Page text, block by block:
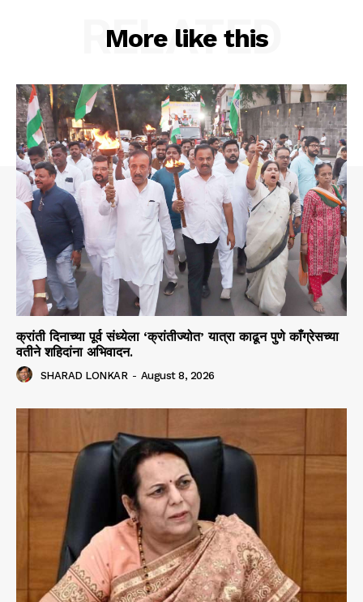
More like this
RELATED
क्रांती दिनाच्या पूर्व संध्येला ‘क्रांतीज्योत’ यात्रा काढून पुणे काँग्रेसच्या
वतीने शहिदांना अभिवादन.
SHARAD LONKAR - August 8, 2026